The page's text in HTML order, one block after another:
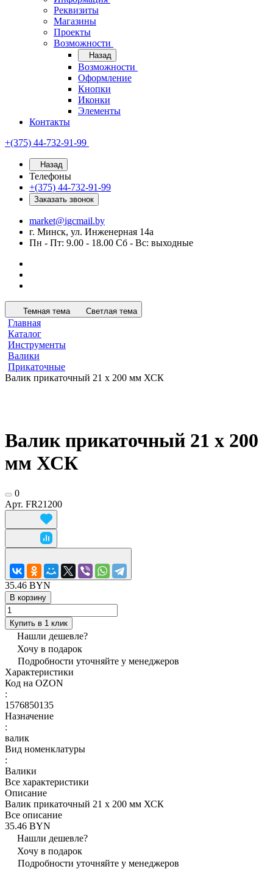
Реквизиты
Магазины
Проекты
Возможности
Назад
Возможности
Оформление
Кнопки
Иконки
Элементы
Контакты
+(375) 44-732-91-99
Назад
Телефоны
+(375) 44-732-91-99
Заказать звонок
market@igcmail.by
г. Минск, ул. Инженерная 14а
Пн - Пт: 9.00 - 18.00 Сб - Вс: выходные
Темная тема Светлая тема
Главная
Каталог
Инструменты
Валики
Прикаточные
Валик прикаточный 21 х 200 мм ХСК
Валик прикаточный 21 х 200
мм ХСК
0
Арт. FR21200
35.46 BYN
В корзину
Купить в 1 клик
Нашли дешевле?
Хочу в подарок
Подробности уточняйте у менеджеров
Характеристики
Код на OZON
:
1576850135
Назначение
:
валик
Вид номенклатуры
:
Валики
Все характеристики
Описание
Валик прикаточный 21 х 200 мм ХСК
Все описание
35.46 BYN
Нашли дешевле?
Хочу в подарок
Подробности уточняйте у менеджеров